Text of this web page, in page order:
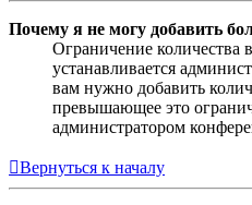
Почему я не могу добавить
Ограничение количества
устанавливается
вам нужно добавить
превышающее это
администратором
Вернуться к началу